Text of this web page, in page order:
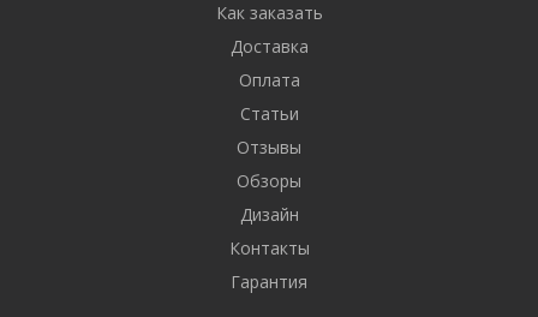
Как заказать
Доставка
Оплата
Статьи
Отзывы
Обзоры
Дизайн
Контакты
Гарантия